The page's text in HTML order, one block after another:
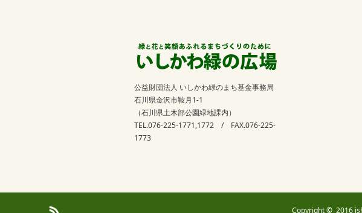
公益財団法人 いしかわ緑のまち基金事務局
石川県金沢市鞍月1-1
（石川県土木部公園緑地課内）
TEL.076-225-1771,1772 / FAX.076-225-
1773
Copyright © 2016